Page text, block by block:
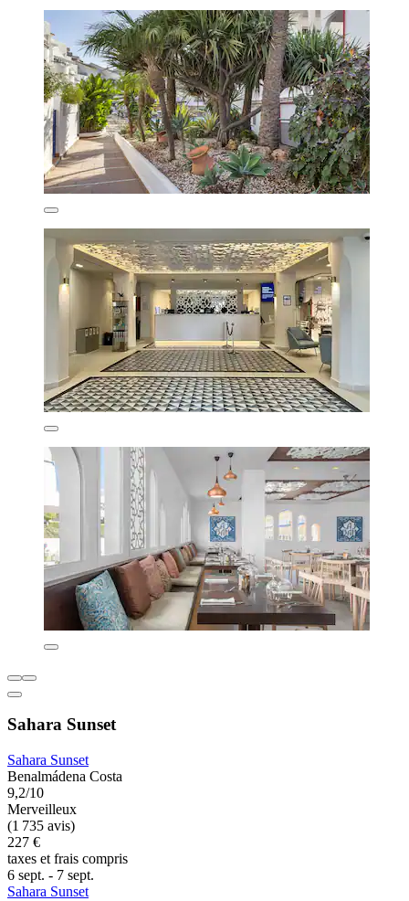
Sahara Sunset
Sahara Sunset
Benalmádena Costa
9,2/10
Merveilleux
(1 735 avis)
227 €
taxes et frais compris
6 sept. - 7 sept.
Sahara Sunset